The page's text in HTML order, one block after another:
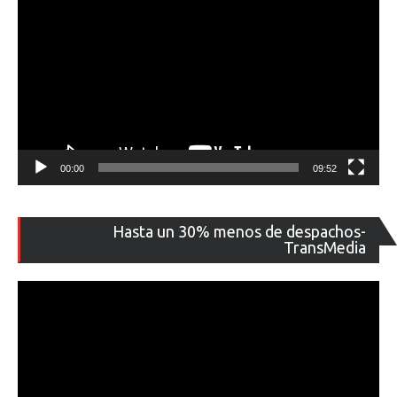
00:00 09:52
Hasta un 30% menos de despachos-
TransMedia
de